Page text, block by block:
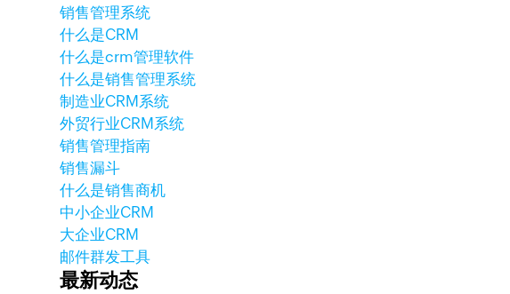
销售管理系统
什么是CRM
什么是crm管理软件
什么是销售管理系统
制造业CRM系统
外贸行业CRM系统
销售管理指南
销售漏斗
什么是销售商机
中小企业CRM
大企业CRM
邮件群发工具
最新动态